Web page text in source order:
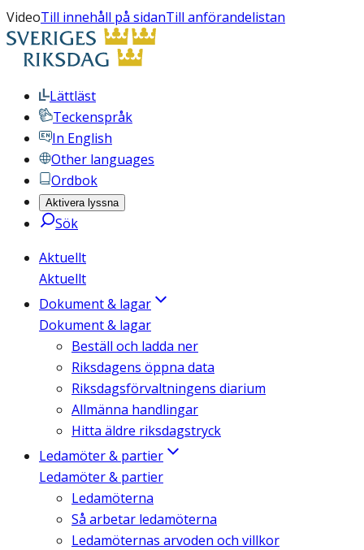
VideoTill innehåll på sidanTill anförandelistan
Lättläst
Teckenspråk
In English
Other languages
Ordbok
Aktivera lyssna
Sök
Aktuellt
Aktuellt
Dokument & lagar
Dokument & lagar
Beställ och ladda ner
Riksdagens öppna data
Riksdagsförvaltningens diarium
Allmänna handlingar
Hitta äldre riksdagstryck
Ledamöter & partier
Ledamöter & partier
Ledamöterna
Så arbetar ledamöterna
Ledamöternas arvoden och villkor